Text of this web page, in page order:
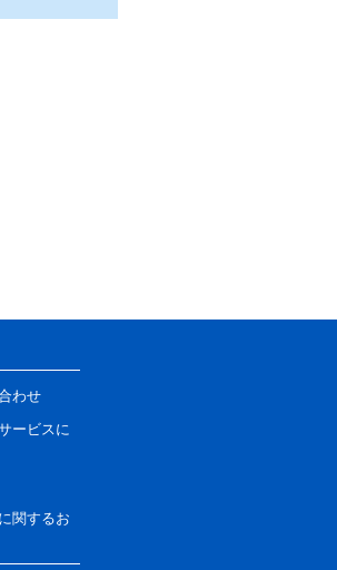
わせ
ービスに
関するお